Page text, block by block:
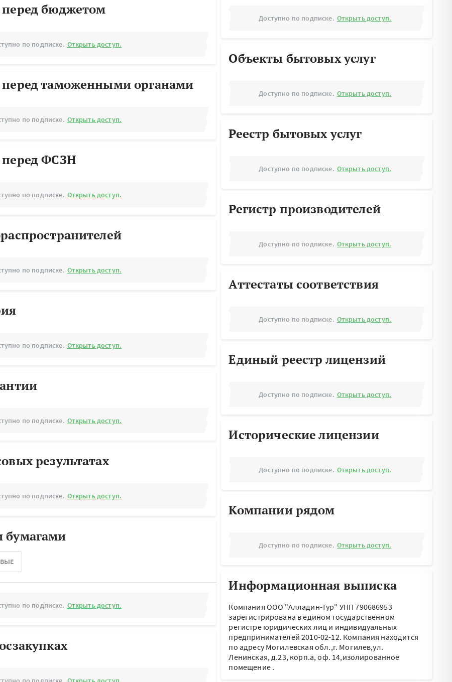
перед бюджетом
по подписке. Открыть доступ.
перед таможенными органами
по подписке. Открыть доступ.
перед ФСЗН
по подписке. Открыть доступ.
по подписке. Открыть доступ.
по подписке. Открыть доступ.
по подписке. Открыть доступ.
результатах
по подписке. Открыть доступ.
бумагами
по подписке. Открыть доступ.
Доступно по подписке. Открыть доступ.
Объекты бытовых услуг
Доступно по подписке. Открыть доступ.
Реестр бытовых услуг
Доступно по подписке. Открыть доступ.
Регистр производителей
Доступно по подписке. Открыть доступ.
Аттестаты соответствия
Доступно по подписке. Открыть доступ.
Единый реестр лицензий
Доступно по подписке. Открыть доступ.
Исторические лицензии
Доступно по подписке. Открыть доступ.
Компании рядом
Доступно по подписке. Открыть доступ.
Информационная выписка
Компания ООО "Алладин-Тур" УНП 790686953
зарегистрирована в едином государственном
регистре юридических лиц и индивидуальных
предпринимателей 2010-02-12. Компания находится
по адресуМогилевская обл.,г. Могилев,ул.
Ленинская, д.23, корп.а, оф. 14,изолированное
помещение.